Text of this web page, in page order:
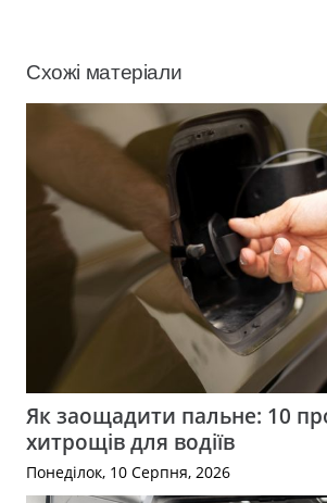
Схожі матеріали
Як заощадити пальне: 10
хитрощів для водіїв
Понеділок, 10 Серпня, 2026